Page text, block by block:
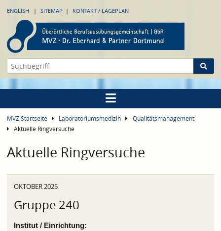
ENGLISH SITEMAP KONTAKT / LAGEPLAN
MVZ Startseite Laboratoriumsmedizin
Qualitätsmanagement
Aktuelle Ringversuche
Aktuelle Ringversuche
OKTOBER 2025
Gruppe 240
Institut / Einrichtung: